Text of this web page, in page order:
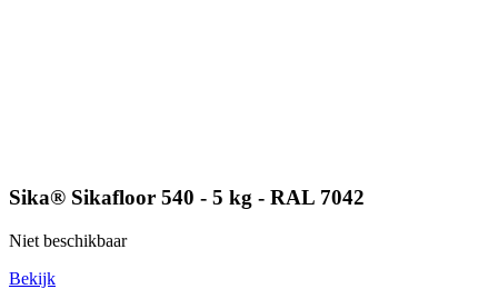
Sika® Sikafloor 540 - 5 kg - RAL 7042
Niet beschikbaar
Bekijk